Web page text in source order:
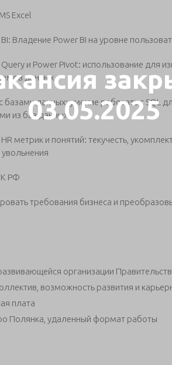
03.05.2025
Excel
Владение Power BI на уровне
и Power Pivot: использование для
данных
базами данных: умение работать с SQL
из баз данных
метрик и понятий: текучесть,
увольнения
РФ
требования бизнеса и
организации
возможность развития и
плата
Полянка, удаленный формат работы